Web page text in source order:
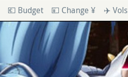
💶 Budget 💴 Change ¥ ✈️ Vols